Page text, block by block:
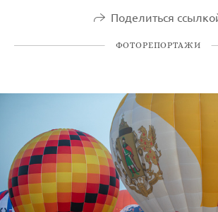
Поделиться
ФОТОРЕПОРТАЖИ